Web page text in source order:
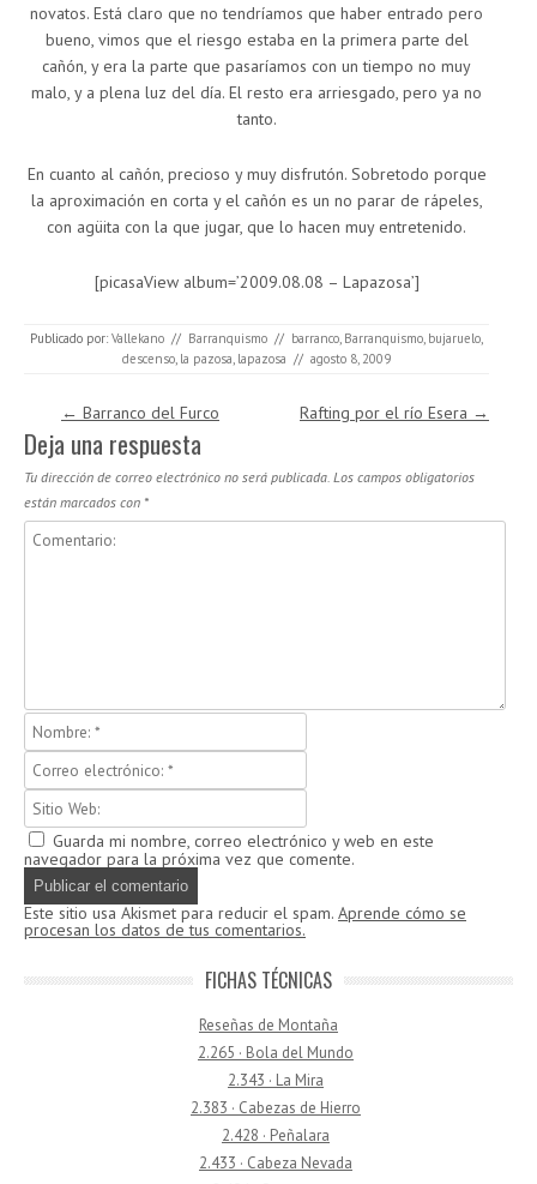
novatos. Está claro que no tendríamos que haber entrado pero
bueno, vimos que el riesgo estaba en la primera parte del
cañón, y era la parte que pasaríamos con un tiempo no muy
malo, y a plena luz del día. El resto era arriesgado, pero ya no
tanto.
En cuanto al cañón, precioso y muy disfrutón. Sobretodo porque
la aproximación en corta y el cañón es un no parar de rápeles,
con agüita con la que jugar, que lo hacen muy entretenido.
[picasaView album=’2009.08.08 – Lapazosa’]
Publicado por: Vallekano // Barranquismo // barranco, Barranquismo, bujaruelo,
descenso, la pazosa, lapazosa // agosto 8, 2009
Navegación de entradas
← Barranco del Furco Rafting por el río Esera →
Deja una respuesta
Tu dirección de correo electrónico no será publicada. Los campos obligatorios
están marcados con *
Guarda mi nombre, correo electrónico y web en este
navegador para la próxima vez que comente.
Este sitio usa Akismet para reducir el spam. Aprende cómo se
procesan los datos de tus comentarios.
FICHAS TÉCNICAS
Reseñas de Montaña
2.265 · Bola del Mundo
2.343 · La Mira
2.383 · Cabezas de Hierro
2.428 · Peñalara
2.433 · Cabeza Nevada